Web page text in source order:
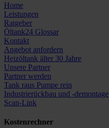
Home
Leistungen
Ratgeber
Öltank24 Glossar
Kontakt
Angebot anfordern
Heizöltank älter 30 Jahre
Unsere Partner
Partner werden
Tank raus Pumpe rein
Industrierückbau und -demontage
Scan-Link
Kostenrechner